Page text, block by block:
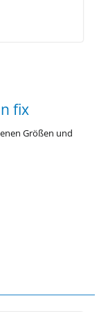
fix
Größen und